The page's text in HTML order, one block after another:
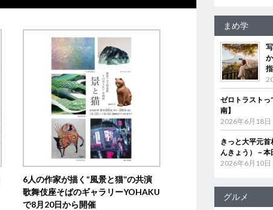
6人の作家が描く“風景と猫”の共演
歌舞伎座そばのギャラリーYOHAKU
で8月20日から開催
まめ学
指
ゼロトラスト
南】
2026年6月18日
きっと大平元
んきょう）－本
2026年6月10日
グルメ